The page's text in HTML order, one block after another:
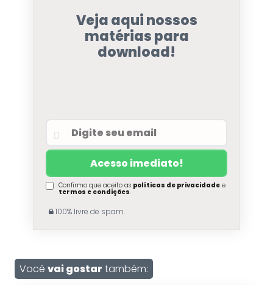
Veja aqui nossos
matérias para
download!
Confirmo que aceito as políticas de privacidadee
termos e condições.
100% livre de spam.
Você vai gostar também: